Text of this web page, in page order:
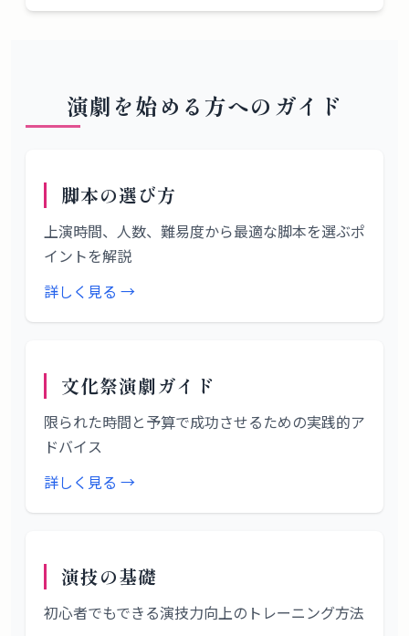
演劇を始める方へのガイド
脚本の選び方
上演時間、人数、難易度から最適な脚本を選ぶポ
イントを解説
詳しく見る →
文化祭演劇ガイド
限られた時間と予算で成功させるための実践的ア
ドバイス
詳しく見る →
演技の基礎
初心者でもできる演技力向上のトレーニング方法